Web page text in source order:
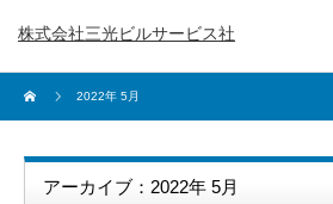
株式会社三光ビルサービス社
2022年 5月
アーカイブ：2022年 5月